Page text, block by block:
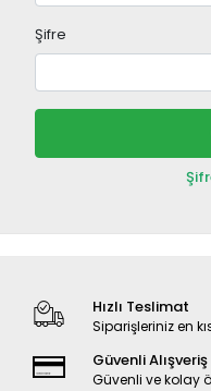
Şifre
Hızlı Teslimat
Siparişleriniz en
Güvenli Alışveriş
Güvenli ve kolay